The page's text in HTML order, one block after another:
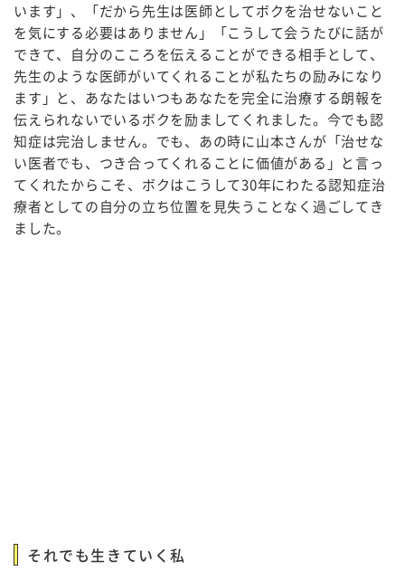
います」、「だから先生は医師としてボクを治せないこと
を気にする必要はありません」「こうして会うたびに話が
できて、自分のこころを伝えることができる相手として、
先生のような医師がいてくれることが私たちの励みになり
ます」と、あなたはいつもあなたを完全に治療する朗報を
伝えられないでいるボクを励ましてくれました。今でも認
知症は完治しません。でも、あの時に山本さんが「治せな
い医者でも、つき合ってくれることに価値がある」と言っ
てくれたからこそ、ボクはこうして30年にわたる認知症治
療者としての自分の立ち位置を見失うことなく過ごしてき
ました。
それでも生きていく私